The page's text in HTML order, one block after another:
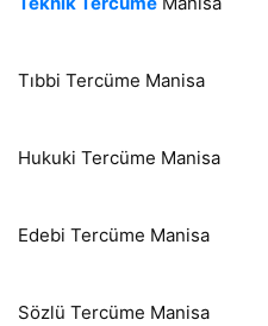
Tıbbi Tercüme Manisa
Hukuki Tercüme Manisa
Edebi Tercüme Manisa
Sözlü Tercüme Manisa